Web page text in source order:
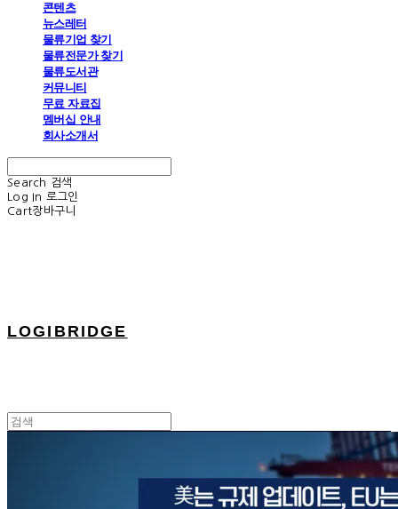
콘텐츠
뉴스레터
물류기업 찾기
물류전문가 찾기
물류도서관
커뮤니티
무료 자료집
멤버십 안내
회사소개서
Search
검색
Log In 로그인
Cart장바구니
LOGIBRIDGE